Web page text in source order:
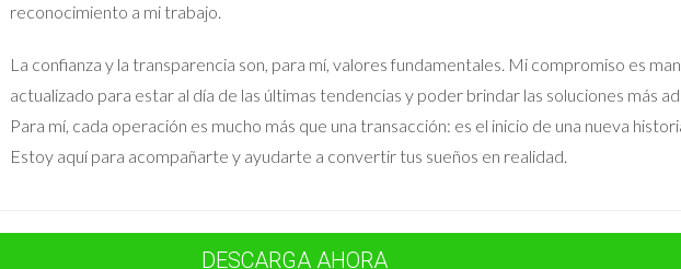
tu inversión. Recuerda que cada propiedad es única y merece una atención
contactar a Iraido Rodriguez. Su experiencia te proporcionará la guía necesaria para
acceso a conocimientos especializados sobre el mercado local, estrategias efectivas para
reconocimiento a mi trabajo.
La confianza y la transparencia son, para mí, valores fundamentales. Mi compromiso es
actualizado para estar al día de las últimas tendencias y poder brindar las soluciones más
Para mí, cada operación es mucho más que una transacción: es el inicio de una nueva
Estoy aquí para acompañarte y ayudarte a convertir tus sueños en realidad.
DESCARGA AHORA